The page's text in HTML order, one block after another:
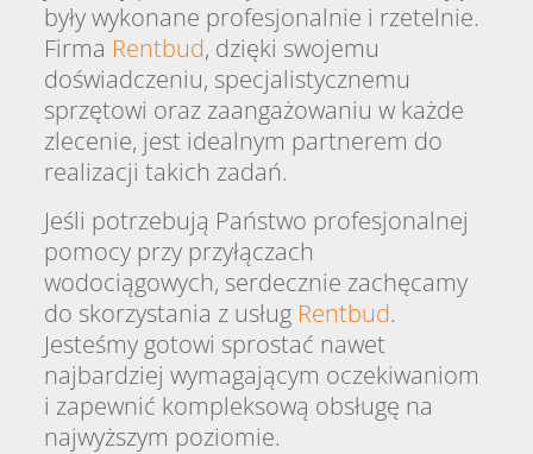
były wykonane profesjonalnie i rzetelnie.
Firma Rentbud, dzięki swojemu
doświadczeniu, specjalistycznemu
sprzętowi oraz zaangażowaniu w każde
zlecenie, jest idealnym partnerem do
realizacji takich zadań.
Jeśli potrzebują Państwo profesjonalnej
pomocy przy przyłączach
wodociągowych, serdecznie zachęcamy
do skorzystania z usług Rentbud.
Jesteśmy gotowi sprostać nawet
najbardziej wymagającym oczekiwaniom
i zapewnić kompleksową obsługę na
najwyższym poziomie.